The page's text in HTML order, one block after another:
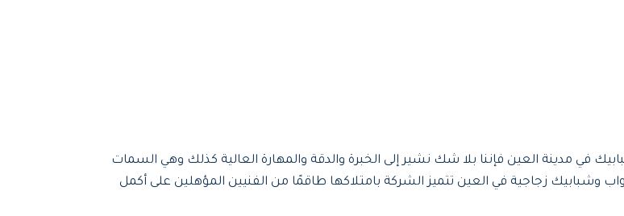
في مدينة العين فإننا بلا شك نشير إلى الخبرة والدقة والمهارة العالية كذلك وهي السمات
وشبابيك زجاجية في العين تتميز الشركة بامتلاكها طاقمًا من الفنيين المؤهلين على أكمل